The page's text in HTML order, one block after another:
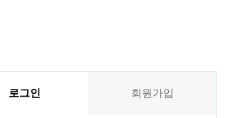
로그인 회원가입